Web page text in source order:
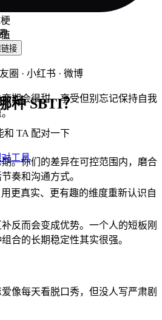
期会很甜。享受但别忘记保持自我
。你们的差异在可控范围内，磨合
奏和沟通方式。
反而会变成优势。一个人的短板刚
合的长期稳定性其实很强。
像每天看脱口秀，但没人写严肃剧
接
圈 · 小红书 · 微博
种 SBTI？
和 TA 配对一下
工具
更真实、更有趣的维度重新认识自